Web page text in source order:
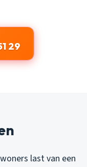
29
last van een